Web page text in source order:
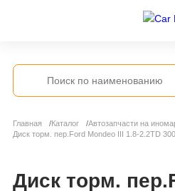
Главная Каталог
Автозапчасти на
Диск торм. пер.Ford Mondeo III 1.8-2.2TD
Диск торм.